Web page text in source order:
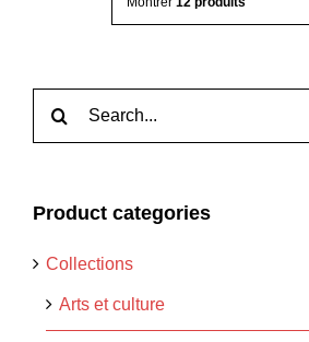
Product categories
Collections
Arts et culture